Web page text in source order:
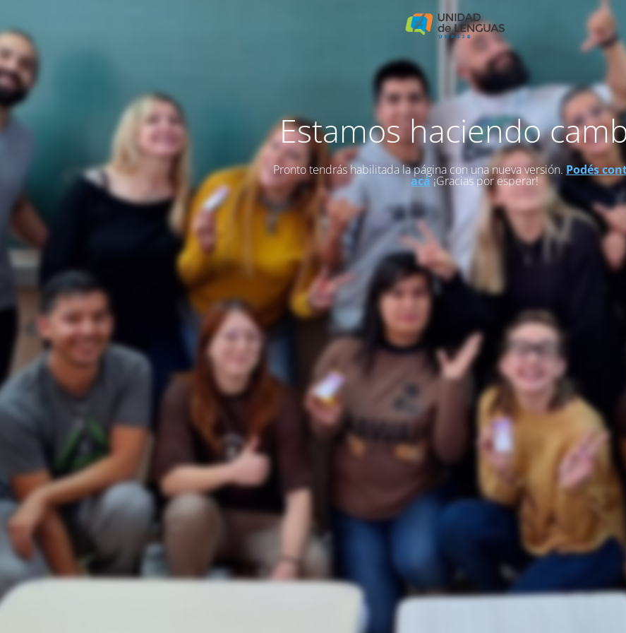
Estamos haciendo
Pronto tendrás habilitada la página con una nueva versión. Podés
acá¡Gracias por esperar!